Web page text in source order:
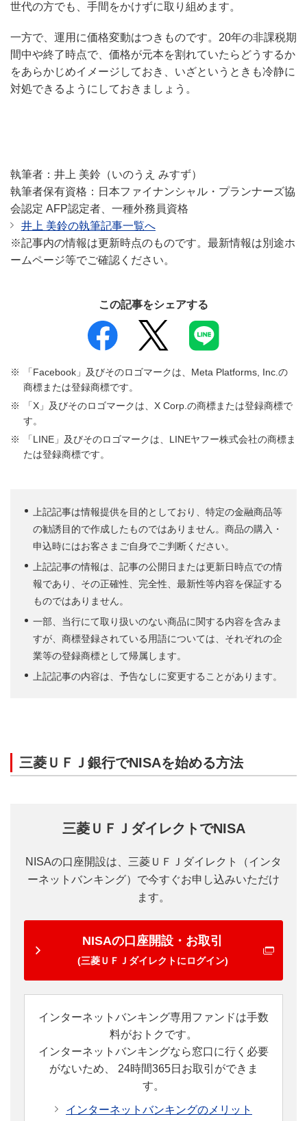
世代の方でも、手間をかけずに取り組めます。
一方で、運用に価格変動はつきものです。20年の非課税期
間中や終了時点で、価格が元本を割れていたらどうするか
をあらかじめイメージしておき、いざというときも冷静に
対処できるようにしておきましょう。
執筆者：井上 美鈴（いのうえ みすず）
執筆者保有資格：日本ファイナンシャル・プランナーズ協
会認定 AFP認定者、一種外務員資格
井上 美鈴の執筆記事一覧へ
※記事内の情報は更新時点のものです。最新情報は別途ホ
ームページ等でご確認ください。
この記事をシェアする
「Facebook」及びそのロゴマークは、Meta Platforms, Inc.の
商標または登録商標です。
「X」及びそのロゴマークは、X Corp.の商標または登録商標で
す。
「LINE」及びそのロゴマークは、LINEヤフー株式会社の商標ま
たは登録商標です。
上記記事は情報提供を目的としており、特定の金融商品等
の勧誘目的で作成したものではありません。商品の購入・
申込時にはお客さまご自身でご判断ください。
上記記事の情報は、記事の公開日または更新日時点での情
報であり、その正確性、完全性、最新性等内容を保証する
ものではありません。
一部、当行にて取り扱いのない商品に関する内容を含みま
すが、商標登録されている用語については、それぞれの企
業等の登録商標として帰属します。
上記記事の内容は、予告なしに変更することがあります。
三菱ＵＦＪ銀行でNISAを始める方法
三菱ＵＦＪダイレクトでNISA
NISAの口座開設は、三菱ＵＦＪダイレクト（インタ
ーネットバンキング）で今すぐお申し込みいただけ
ます。
NISAの口座開設・お取引
(三菱ＵＦＪダイレクトにログイン)
インターネットバンキング専用ファンドは手数
料がおトクです。
インターネットバンキングなら窓口に行く必要
がないため、
24時間365日お取引ができま
す。
インターネットバンキングのメリット